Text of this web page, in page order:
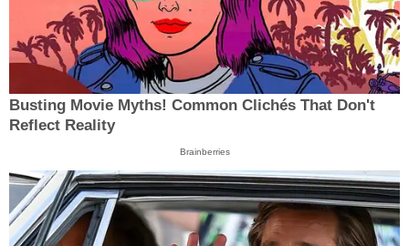
Busting Movie Myths! Common Clichés That Don't
Reflect Reality
Brainberries